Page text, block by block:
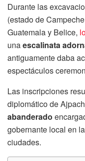
Durante las
(estado de
Guatemala y Belice,
unaescalinata
antiguamente daba
espectáculos
Las inscripciones
diplomático de
abanderado
gobernante local en
ciudades.